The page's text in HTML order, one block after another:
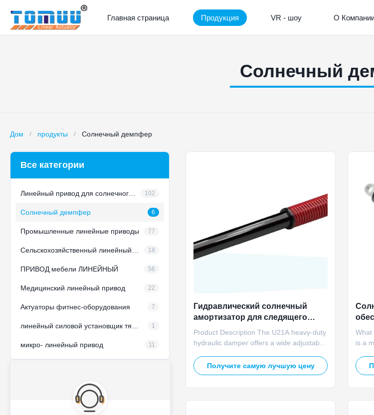
Главная страница Продукция VR - шоу О
Солнечный
Дом / продукты / Солнечный демпфер
Все категории
102
Солнечный демпфер 6
Промышленные линейные приводы 77
18
ПРИВОД мебели ЛИНЕЙНЫЙ 56
Медицинский линейный привод 22
Актуаторы фитнес-оборудования 7
1
микро- линейный привод 11
Гидравлический солнечный
амортизатор для следящего
10000N амортизатор для
солнечных систем слежения
Product Description The U21A heavy-duty
hydraulic damper offers a wide adjustable
structures and installation spaces. It
provides strong damping force to stabilize
Получите самую лучшую цену
для
What
is a
and
by